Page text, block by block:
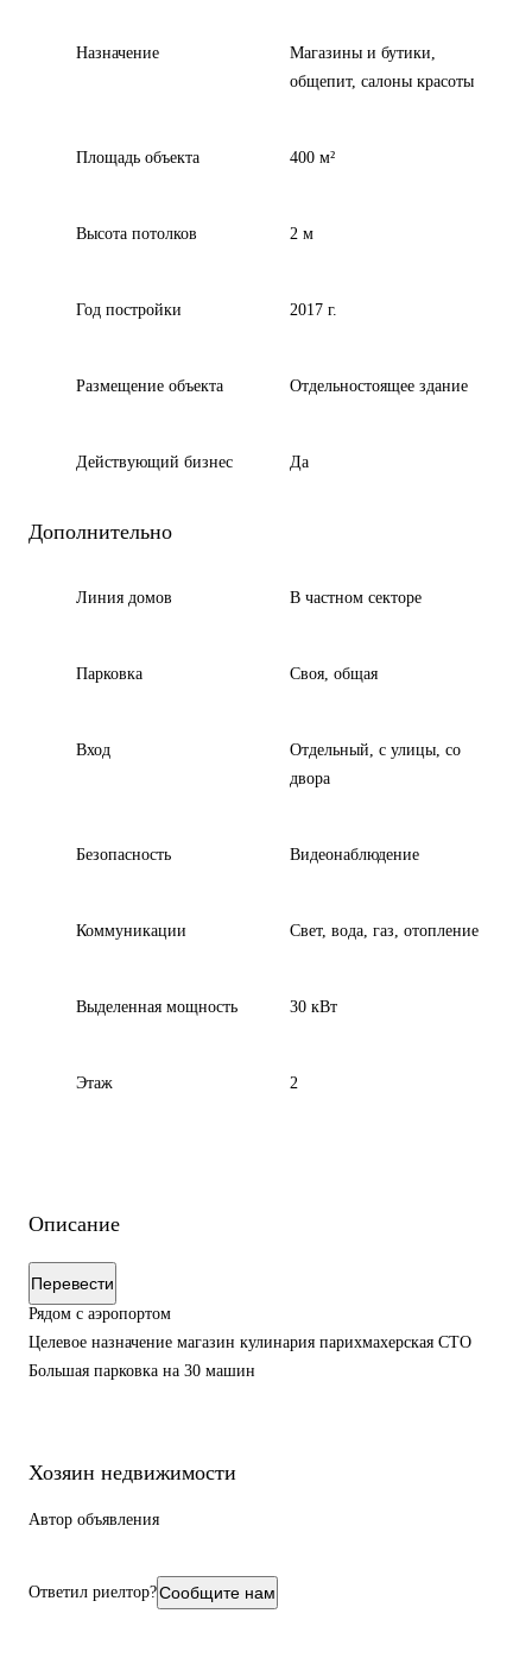
Назначение
Магазины и бутики,
общепит, салоны красоты
Площадь объекта 400 м²
Высота потолков 2 м
Год постройки 2017 г.
Размещение объекта Отдельностоящее здание
Действующий бизнес Да
Дополнительно
Линия домов В частном секторе
Парковка Своя, общая
Вход
Отдельный, с улицы, со
двора
Безопасность Видеонаблюдение
Коммуникации Свет, вода, газ, отопление
Выделенная мощность 30 кВт
Этаж 2
Описание
Перевести
Рядом с аэропортом
Целевое назначение магазин кулинария парихмахерская СТО
Большая парковка на 30 машин
Хозяин недвижимости
Автор объявления
Ответил риелтор?Сообщите нам